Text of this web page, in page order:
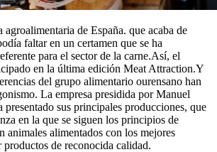
de España. que acaba de
faltar en un certamen que se ha
para el sector de la carne.Así, el
en la última edición Meat Attraction.Y
del grupo alimentario ourensano han
La empresa presidida por Manuel
presentado sus principales producciones, que
en la que se siguen los principios de
animales alimentados con los mejores
productos de reconocida calidad.